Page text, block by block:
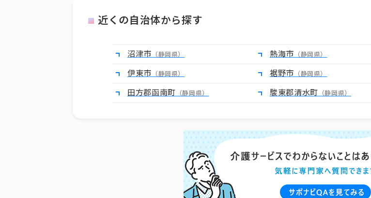
近くの自治体から探す
沼津市 （静岡県） 熱海市 （静岡県）
伊東市 （静岡県） 裾野市 （静岡県）
田方郡函南町 （静岡県） 駿東郡清水町 （静岡県）